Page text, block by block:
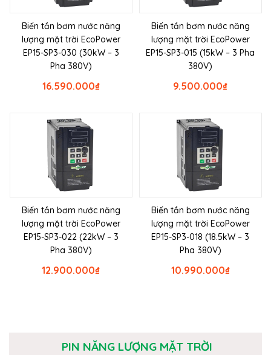
Biến tần bơm nước năng
lượng mặt trời EcoPower
EP15-SP3-030 (30kW – 3
Pha 380V)
₫
16.590.000
Biến tần bơm nước năng
lượng mặt trời EcoPower
EP15-SP3-015 (15kW – 3 Pha
380V)
₫
9.500.000
Biến tần bơm nước năng
lượng mặt trời EcoPower
EP15-SP3-022 (22kW – 3
Pha 380V)
₫
12.900.000
Biến tần bơm nước năng
lượng mặt trời EcoPower
EP15-SP3-018 (18.5kW – 3
Pha 380V)
₫
10.990.000
PIN NĂNG LƯỢNG MẶT TRỜI